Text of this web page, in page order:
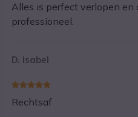
Alles is perfect verlopen
professioneel.
D. Isabel
Rechtsaf